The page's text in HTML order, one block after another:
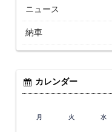
ニュース
納車
カレンダー
月 火 水